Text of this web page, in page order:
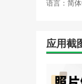
语言：简
应用截